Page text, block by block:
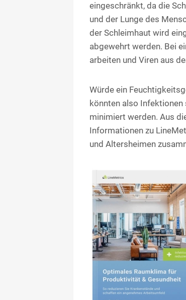
eingeschränkt, da die
und der Lunge des
der Schleimhaut wird
abgewehrt werden. Bei
arbeiten und Viren aus
Würde ein
könnten also
minimiert werden. Aus
Informationen zu
und Altersheimen